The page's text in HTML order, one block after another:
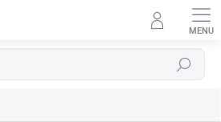
Hledat